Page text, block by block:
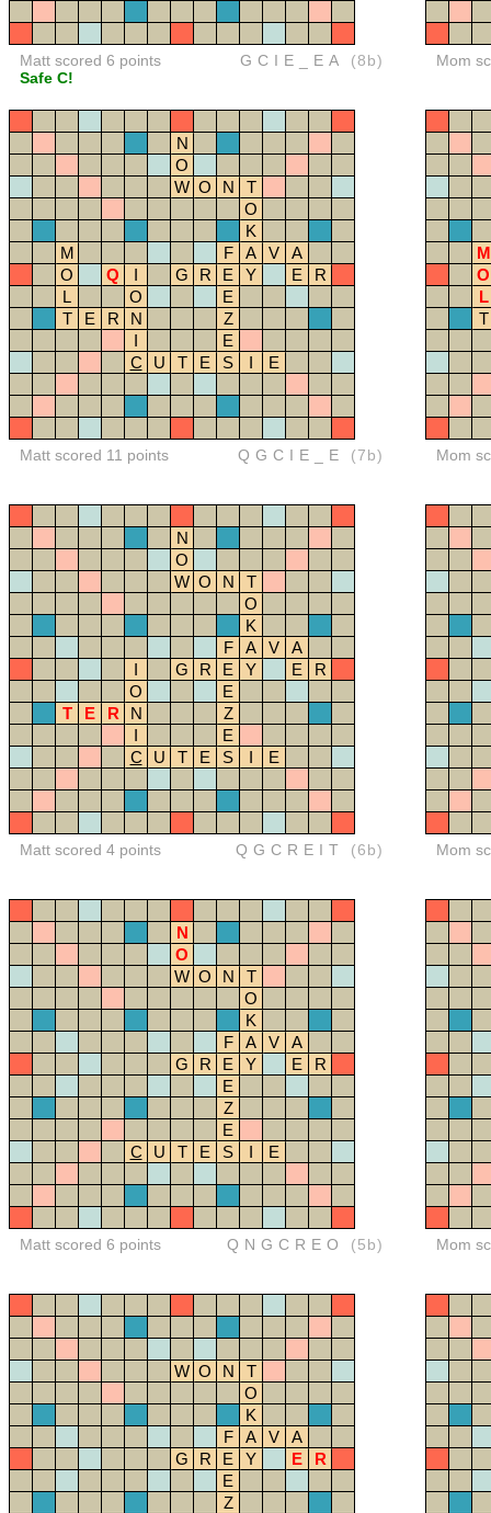
Matt scored 6 points
Safe C!
GCIE_EA (8b) Mom
N
O
W O N
T
O
K
M
F A V
A
O
Q I G R E Y E
R
L
O
E
T
E R N
Z
I
E
C
U T E S I E
Matt scored 11 points QGCIE_E (7b)
M
O
L
T
Mom
N
O
W O N
T
O
K
F
A V
A
I
G R E Y E
R
O
E
T
E R N
Z
I
E
C
U T E S I E
Matt scored 4 points QGCREIT (6b) Mom
N
O
W O N
T
O
K
F
A V
A
G
R E Y E
R
E
Z
E
C
U T E S I E
Matt scored 6 points QNGCREO (5b) Mom
W O N
T
O
K
F
A V
A
G
R E Y E
R
E
Z